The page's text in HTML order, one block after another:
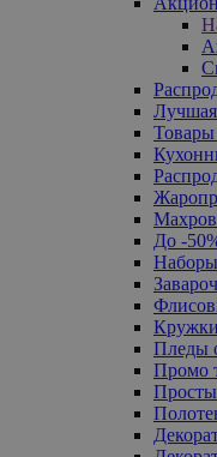
Товары
До -
Пледы
Промо